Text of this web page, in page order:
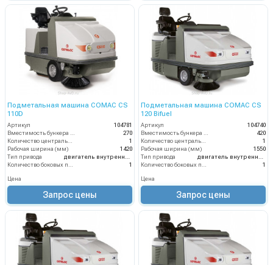
Подметальная машина COMAC CS
110D
Артикул
104781
270
1
Рабочая ширина (мм)
1420
Тип привода
1
Цена
Запрос цены
Подметальная машина COMAC CS
120 Bifuel
Артикул
104740
420
1
Рабочая ширина (мм)
1550
Тип привода
1
Цена
Запрос цены